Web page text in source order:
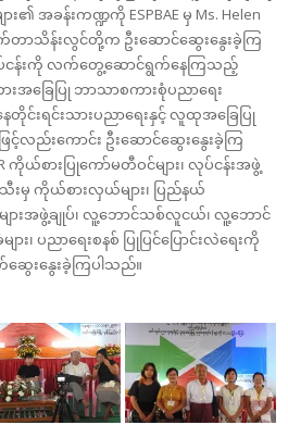
၏ အခန်းကဏ္ဍကို ESPBAE မှ Ms. Helen
ေါက်တာသိန်းလွင်တို့က ဦးဆောင်ဆွေးနွေးခဲ့ကြ
ငန်းကို လက်တွေ့ဆောင်ရွက်နေကြသည့်
အခြေပြု ဘာသာစကားစုံပညာရေး
ေတိုင်းရင်းသားပညာရေးနှင့် လူထုအခြေပြု
ဖြင့်လည်းကောင်း ဦးဆောင်ဆွေးနွေးခဲ့ကြ
ယ်စားပြုကော်မတီဝင်များ၊ လုပ်ငန်းအဖွဲ့
းမှ ကိုယ်စားလှယ်များ၊ ပြည်နယ်
များအဖွဲ့ချုပ်၊ လူ့ဘောင်သစ်လူငယ်၊ လူ့ဘောင်
၊ ပညာရေးစနစ် ပြုပြင်ပြောင်းလဲရေးကို
ဆွေးနွေးခဲ့ကြပါသည်။